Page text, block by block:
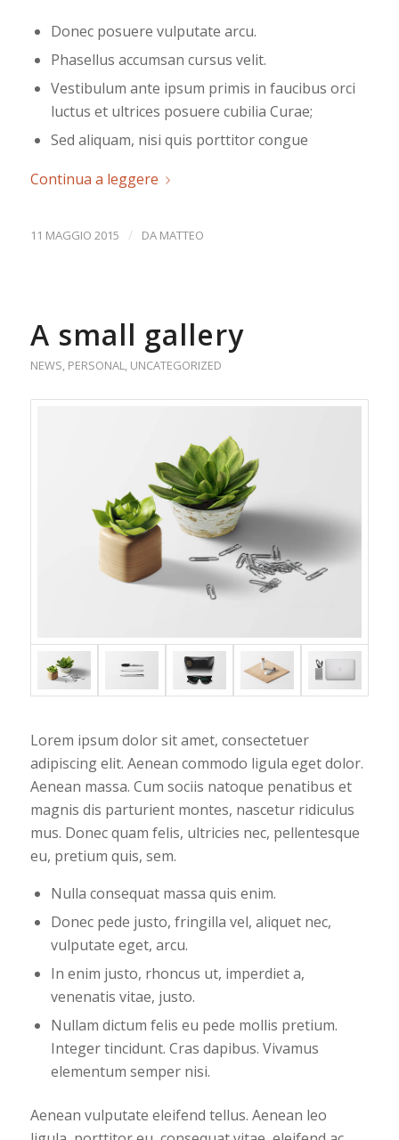
Donec posuere vulputate arcu.
Phasellus accumsan cursus velit.
Vestibulum ante ipsum primis in faucibus orci
luctus et ultrices posuere cubilia Curae;
Sed aliquam, nisi quis porttitor congue
Continua a leggere
11 MAGGIO 2015 / DA MATTEO
A small gallery
NEWS, PERSONAL, UNCATEGORIZED
Lorem ipsum dolor sit amet, consectetuer
adipiscing elit. Aenean commodo ligula eget dolor.
Aenean massa. Cum sociis natoque penatibus et
magnis dis parturient montes, nascetur ridiculus
mus. Donec quam felis, ultricies nec, pellentesque
eu, pretium quis, sem.
Nulla consequat massa quis enim.
Donec pede justo, fringilla vel, aliquet nec,
vulputate eget, arcu.
In enim justo, rhoncus ut, imperdiet a,
venenatis vitae, justo.
Nullam dictum felis eu pede mollis pretium.
Integer tincidunt. Cras dapibus. Vivamus
elementum semper nisi.
Aenean vulputate eleifend tellus. Aenean leo